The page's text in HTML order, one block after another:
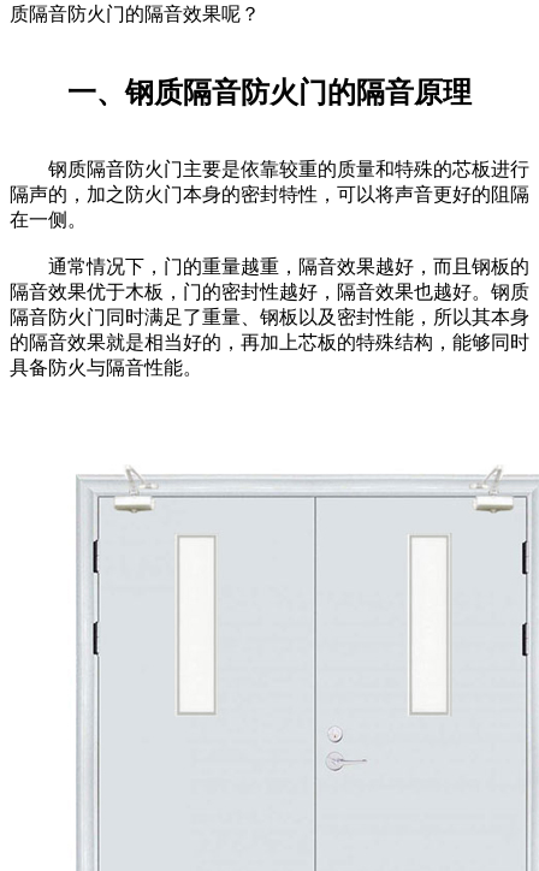
质隔音防火门的隔音效果呢？
一、钢质隔音防火门的隔音原理
钢质隔音防火门主要是依靠较重的质量和特殊的芯板进行
隔声的，加之防火门本身的密封特性，可以将声音更好的阻隔
在一侧。
通常情况下，门的重量越重，隔音效果越好，而且钢板的
隔音效果优于木板，门的密封性越好，隔音效果也越好。钢质
隔音防火门同时满足了重量、钢板以及密封性能，所以其本身
的隔音效果就是相当好的，再加上芯板的特殊结构，能够同时
具备防火与隔音性能。